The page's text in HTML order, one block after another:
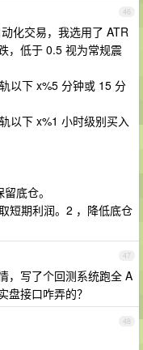
46
化交易，我选用了 ATR
，低于 0.5 视为常规震
以下 x%5 分钟或 15 分
以下 x%1 小时级别买入
底仓。
短期利润。2 ，降低底仓
47
，写了个回测系统跑全 A
盘接口咋弄的？
48